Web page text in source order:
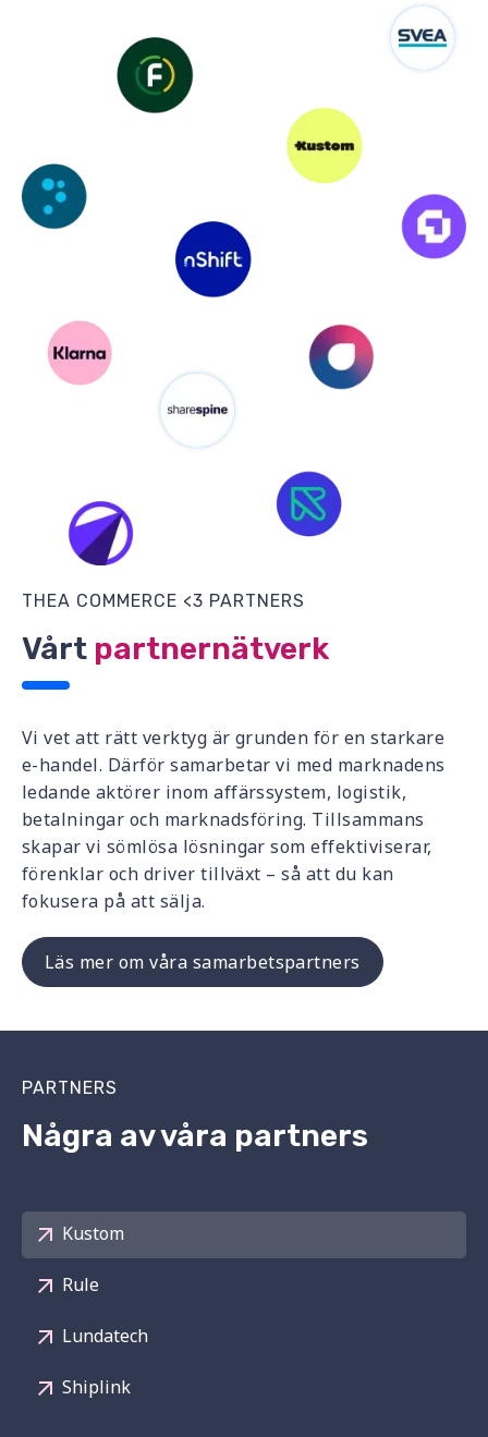
THEA COMMERCE <3 PARTNERS
Vårt partnernätverk
Vi vet att rätt verktyg är grunden för en starkare
e-handel. Därför samarbetar vi med marknadens
ledande aktörer inom affärssystem, logistik,
betalningar och marknadsföring. Tillsammans
skapar vi sömlösa lösningar som effektiviserar,
förenklar och driver tillväxt – så att du kan
fokusera på att sälja.
Läs mer om våra samarbetspartners
PARTNERS
Några av våra partners
Kustom
Rule
Lundatech
Shiplink